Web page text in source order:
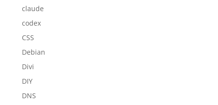
claude
codex
CSS
Debian
Divi
DIY
DNS